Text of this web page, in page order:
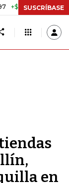
+2,19%
SUSCRÍBASE
en